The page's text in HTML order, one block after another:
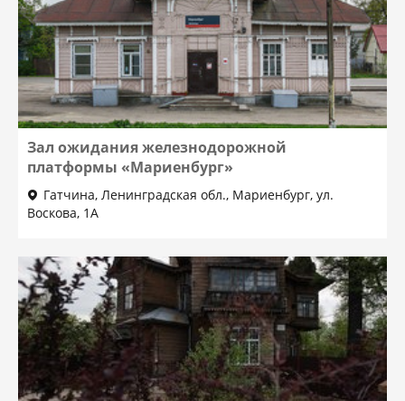
Зал ожидания железнодорожной
платформы «Мариенбург»
Гатчина, Ленинградская обл., Мариенбург, ул.
Воскова, 1А